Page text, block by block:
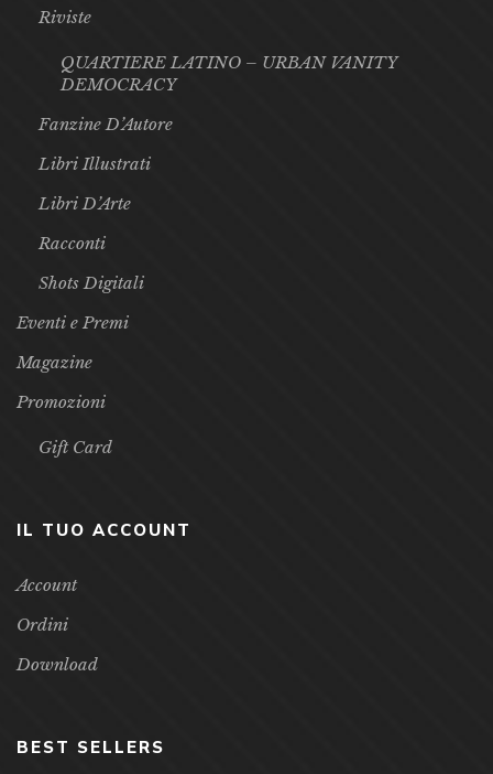
Riviste
QUARTIERE LATINO – URBAN VANITY
DEMOCRACY
Fanzine D’Autore
Libri Illustrati
Libri D’Arte
Racconti
Shots Digitali
Eventi e Premi
Magazine
Promozioni
Gift Card
IL TUO ACCOUNT
Account
Ordini
Download
BEST SELLERS